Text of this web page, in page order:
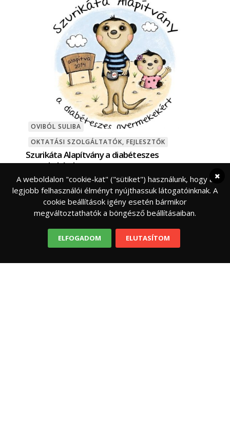
OVIBÓL SULIBA
OKTATÁSI SZOLGÁLTATÓK, FEJLESZTŐK
Szurikáta Alapítvány a diabéteszes
gyerekekért!
Szurikáta Alapítvány a diabéteszes gyerekekért –
segítség az oktatásban, a családban. A Szurikáta
Alapítvány az 1-es típusú diabéteszes vagyis
olyan
A weboldalon "cookie-kat" ("sütiket") használunk, hogy a
legjobb felhasználói élményt nyújthassuk látogatóinknak. A
cookie beállítások igény esetén bármikor
megváltoztathatók a böngésző beállításaiban.
ELFOGADOM ELUTASÍTOM